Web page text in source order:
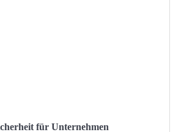
für Unternehmen